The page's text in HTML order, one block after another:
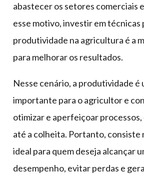
abastecer os setores comerciais
esse motivo, investir em técnicas
produtividade na agricultura é a
para melhorar os resultados.
Nesse cenário, a produtividade é
importante para o agricultor e
otimizar e aperfeiçoar
até a colheita. Portanto, consiste
ideal para quem deseja alcançar
desempenho, evitar perdas e